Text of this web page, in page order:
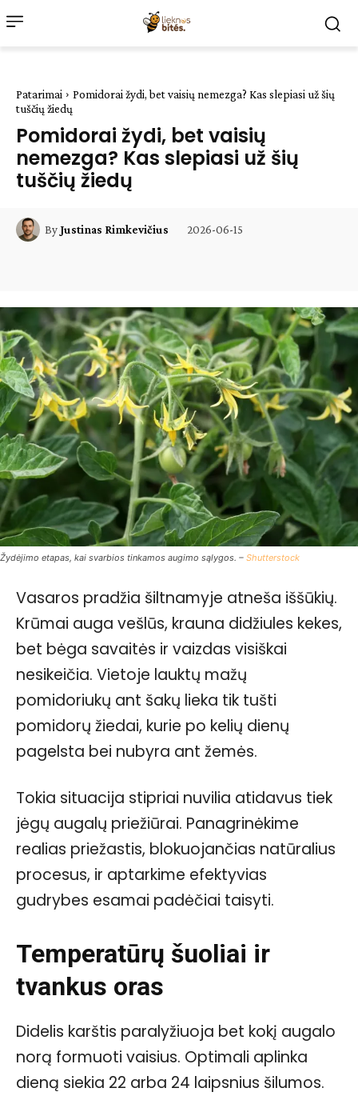
Patarimai
Pomidorai žydi, bet vaisių nemezga? Kas slepiasi už šių
tuščių žiedų
Pomidorai žydi, bet vaisių
nemezga? Kas slepiasi už šių
tuščių žiedų
ByJustinas Rimkevičius 2026-06-15
Žydėjimo etapas, kai svarbios tinkamos augimo sąlygos. – Shutterstock
Vasaros pradžia šiltnamyje atneša iššūkių.
Krūmai auga vešlūs, krauna didžiules kekes,
bet bėga savaitės ir vaizdas visiškai
nesikeičia. Vietoje lauktų mažų
pomidoriukų ant šakų lieka tik tušti
pomidorų žiedai, kurie po kelių dienų
pagelsta bei nubyra ant žemės.
Tokia situacija stipriai nuvilia atidavus tiek
jėgų augalų priežiūrai. Panagrinėkime
realias priežastis, blokuojančias natūralius
procesus, ir aptarkime efektyvias
gudrybes esamai padėčiai taisyti.
Temperatūrų šuoliai ir
tvankus oras
Didelis karštis paralyžiuoja bet kokį augalo
norą formuoti vaisius. Optimali aplinka
dieną siekia 22 arba 24 laipsnius šilumos.